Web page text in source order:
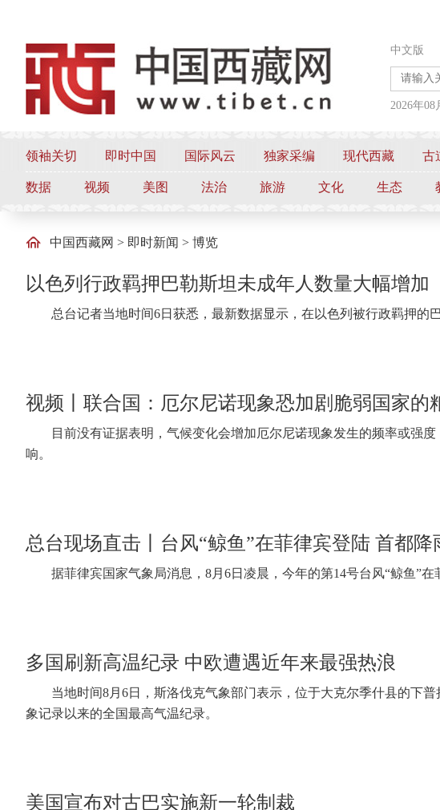
中文版
2026年
领袖关切 即时中国 国际风云 独家采编 现代西藏 古
数据 视频 美图 法治 旅游 文化 生态
中国西藏网 > 即时新闻 > 博览
以色列行政羁押巴勒斯坦未成年人数量大幅增加
总台记者当地时间6日获悉，最新数据显示，在以色列被行政羁押的
视频丨联合国：厄尔尼诺现象恐加剧脆弱国家的
目前没有证据表明，气候变化会增加厄尔尼诺现象发生的频率或强
响。
总台现场直击丨台风“鲸鱼”在菲律宾登陆 首都降
据菲律宾国家气象局消息，8月6日凌晨，今年的第14号台风“鲸鱼”在
多国刷新高温纪录 中欧遭遇近年来最强热浪
当地时间8月6日，斯洛伐克气象部门表示，位于大克尔季什县的下
象记录以来的全国最高气温纪录。
美国宣布对古巴实施新一轮制裁